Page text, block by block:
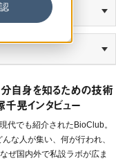
分自身を知るための技術
晃インタビュー
代でも紹介されたBioClub。
な人が集い、何が行われ、
ぜ国内外で私設ラボが広ま